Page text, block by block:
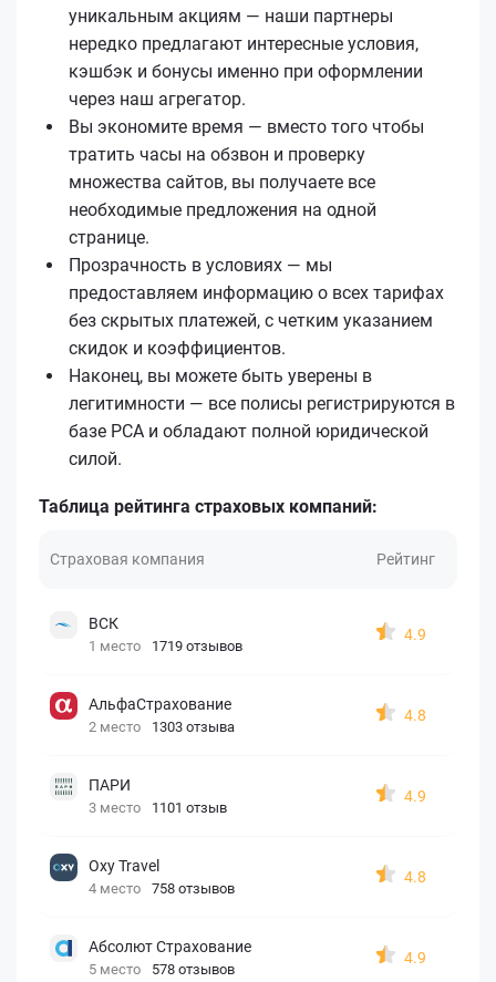
уникальным акциям — наши партнеры
нередко предлагают интересные условия,
кэшбэк и бонусы именно при оформлении
через наш агрегатор.
Вы экономите время — вместо того чтобы
тратить часы на обзвон и проверку
множества сайтов, вы получаете все
необходимые предложения на одной
странице.
Прозрачность в условиях — мы
предоставляем информацию о всех тарифах
без скрытых платежей, с четким указанием
скидок и коэффициентов.
Наконец, вы можете быть уверены в
легитимности — все полисы регистрируются в
базе РСА и обладают полной юридической
силой.
Таблица рейтинга страховых компаний:
Страховая компания Рейтинг
ВСК
1 место 1719 отзывов
4.9
АльфаСтрахование
2 место 1303 отзыва
4.8
ПАРИ
3 место 1101 отзыв
4.9
Oxy Travel
4 место 758 отзывов
4.8
Абсолют Страхование
5 место 578 отзывов
4.9